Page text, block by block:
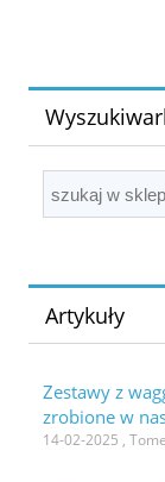
Artykuły
Zestawy z
zrobione w
14-02-2025 ,